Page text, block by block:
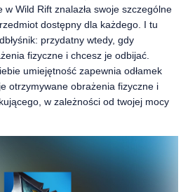
w Wild Rift znalazła swoje szczególne
dostępny dla każdego. I tu
przydatny wtedy, gdy
fizyczne i chcesz je odbijać.
umiejętność zapewnia odłamek
otrzymywane obrażenia fizyczne i
w zależności od twojej mocy